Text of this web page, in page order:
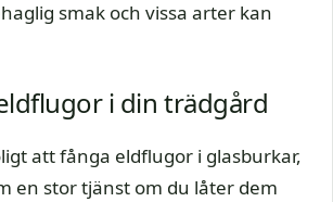
smak och vissa arter kan
i din trädgård
att fånga eldflugor i glasburkar,
en stor tjänst om du låter dem